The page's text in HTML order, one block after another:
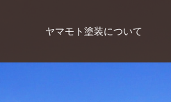
ヤマモト塗装について